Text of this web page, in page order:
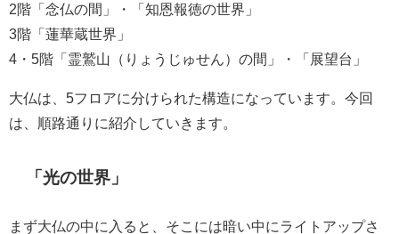
2階「念仏の間」・「知恩報徳の世界」
3階「蓮華蔵世界」
4・5階「霊鷲山（りょうじゅせん）の間」・「展望台」
大仏は、5フロアに分けられた構造になっています。今回
は、順路通りに紹介していきます。
「光の世界」
まず大仏の中に入ると、そこには暗い中にライトアップさ